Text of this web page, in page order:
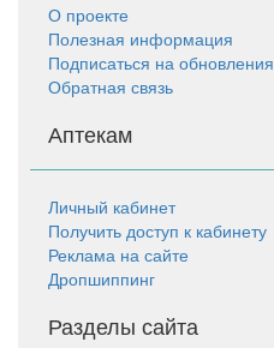
О проекте
Полезная информация
Подписаться на обновления
Обратная связь
Аптекам
Личный кабинет
Получить доступ к кабинету
Реклама на сайте
Дропшиппинг
Разделы сайта